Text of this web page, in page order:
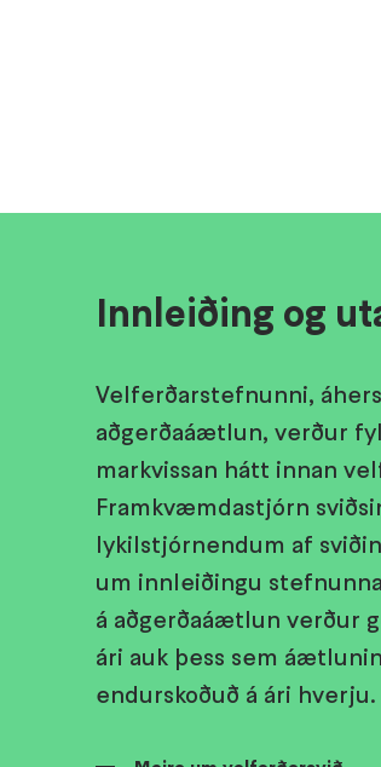
Innleiðing og
Velferðarstefnunni,
aðgerðaáætlun, verður
markvissan hátt innan
Framkvæmdastjórn
lykilstjórnendum af
um innleiðingu
á aðgerðaáætlun verður
ári auk þess sem
endurskoðuð á ári hverju.